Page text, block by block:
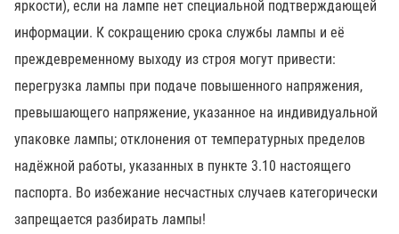
яркости), если на лампе нет специальной подтверждающей
информации. К сокращению срока службы лампы и её
преждевременному выходу из строя могут привести:
перегрузка лампы при подаче повышенного напряжения,
превышающего напряжение, указанное на индивидуальной
упаковке лампы; отклонения от температурных пределов
надёжной работы, указанных в пункте 3.10 настоящего
паспорта. Во избежание несчастных случаев категорически
запрещается разбирать лампы!